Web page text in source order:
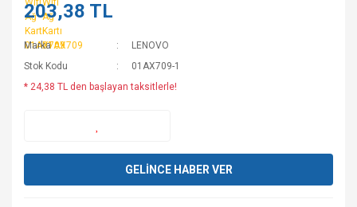
203,38 TL
Marka
LENOVO
Stok Kodu
01AX709-1
* 24,38 TL den başlayan taksitlerle!
GELİNCE HABER VER